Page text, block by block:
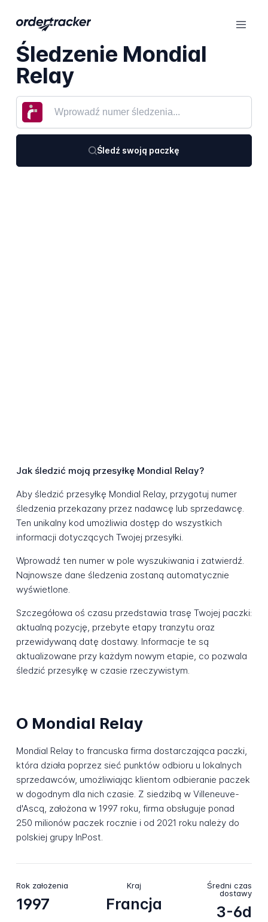
Śledzenie Mondial
Relay
Śledź swoją paczkę
Jak śledzić moją przesyłkę Mondial Relay?
Aby śledzić przesyłkę Mondial Relay, przygotuj numer
śledzenia przekazany przez nadawcę lub sprzedawcę.
Ten unikalny kod umożliwia dostęp do wszystkich
informacji dotyczących Twojej przesyłki.
Wprowadź ten numer w pole wyszukiwania i zatwierdź.
Najnowsze dane śledzenia zostaną automatycznie
wyświetlone.
Szczegółowa oś czasu przedstawia trasę Twojej paczki:
aktualną pozycję, przebyte etapy tranzytu oraz
przewidywaną datę dostawy. Informacje te są
aktualizowane przy każdym nowym etapie, co pozwala
śledzić przesyłkę w czasie rzeczywistym.
O Mondial Relay
Mondial Relay to francuska firma dostarczająca paczki,
która działa poprzez sieć punktów odbioru u lokalnych
sprzedawców, umożliwiając klientom odbieranie paczek
w dogodnym dla nich czasie. Z siedzibą w Villeneuve-
d'Ascq, założona w 1997 roku, firma obsługuje ponad
250 milionów paczek rocznie i od 2021 roku należy do
polskiej grupy InPost.
Rok założenia
1997
Kraj
Francja
Średni czas
dostawy
3-6d